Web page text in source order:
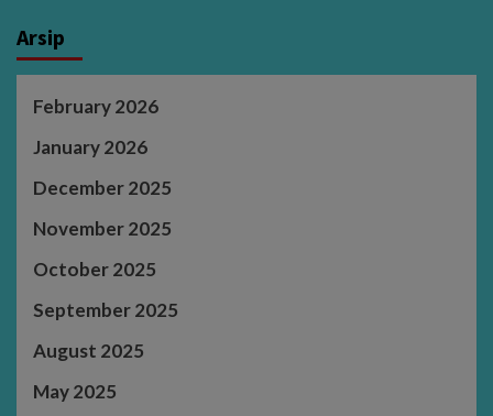
Arsip
February 2026
January 2026
December 2025
November 2025
October 2025
September 2025
August 2025
May 2025